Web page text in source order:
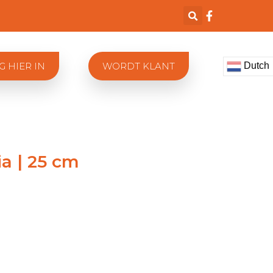
HIER IN WORDT KLANT Dutch
| 25 cm